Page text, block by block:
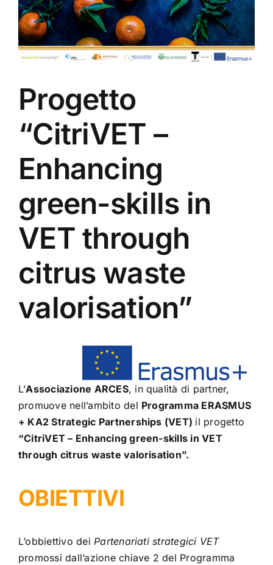
Progetto
“CitriVET –
Enhancing
green-skills in
VET through
citrus waste
valorisation”
L’Associazione ARCES, in qualità di partner,
promuove nell’ambito del Programma ERASMUS
+ KA2 Strategic Partnerships (VET) il progetto
“CitriVET – Enhancing green-skills in VET
through citrus waste valorisation”.
OBIETTIVI
L’obbiettivo deiPartenariati strategici VET
promossi dall’azione chiave 2 del Programma